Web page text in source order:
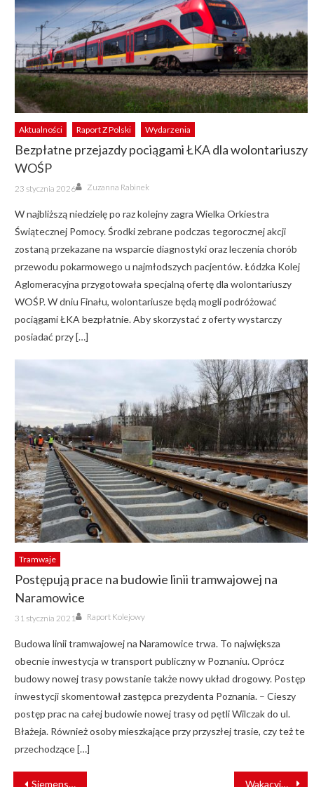
Aktualności Raport Z Polski Wydarzenia
Bezpłatne przejazdy pociągami ŁKA dla wolontariuszy
WOŚP
Posted
on
23 stycznia 2026 Author
Zuzanna Rabinek
W najbliższą niedzielę po raz kolejny zagra Wielka Orkiestra
Świątecznej Pomocy. Środki zebrane podczas tegorocznej akcji
zostaną przekazane na wsparcie diagnostyki oraz leczenia chorób
przewodu pokarmowego u najmłodszych pacjentów. Łódzka Kolej
Aglomeracyjna przygotowała specjalną ofertę dla wolontariuszy
WOŚP. W dniu Finału, wolontariusze będą mogli podróżować
pociągami ŁKA bezpłatnie. Aby skorzystać z oferty wystarczy
posiadać przy […]
Tramwaje
Postępują prace na budowie linii tramwajowej na
Naramowice
Posted
on
31 stycznia 2021 Author
Raport Kolejowy
Budowa linii tramwajowej na Naramowice trwa. To największa
obecnie inwestycja w transport publiczny w Poznaniu. Oprócz
budowy nowej trasy powstanie także nowy układ drogowy. Postęp
inwestycji skomentował zastępca prezydenta Poznania. – Cieszy
postęp prac na całej budowie nowej trasy od pętli Wilczak do ul.
Błażeja. Również osoby mieszkające przy przyszłej trasie, czy też te
przechodzące […]
NAWIGACJA
Siemens Mobility zmodernizuje 450 km tajwańskiej sieci kolejowej Wakacyjna korekta rozkładu jazdy. Jak zmienią się połączenia ŁKA?